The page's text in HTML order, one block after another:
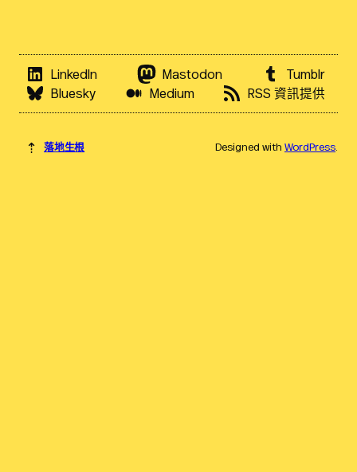
LinkedIn Mastodon
Tumblr
Bluesky
Medium RSS 資訊提供
⇡ 落地生根 Designed with WordPress